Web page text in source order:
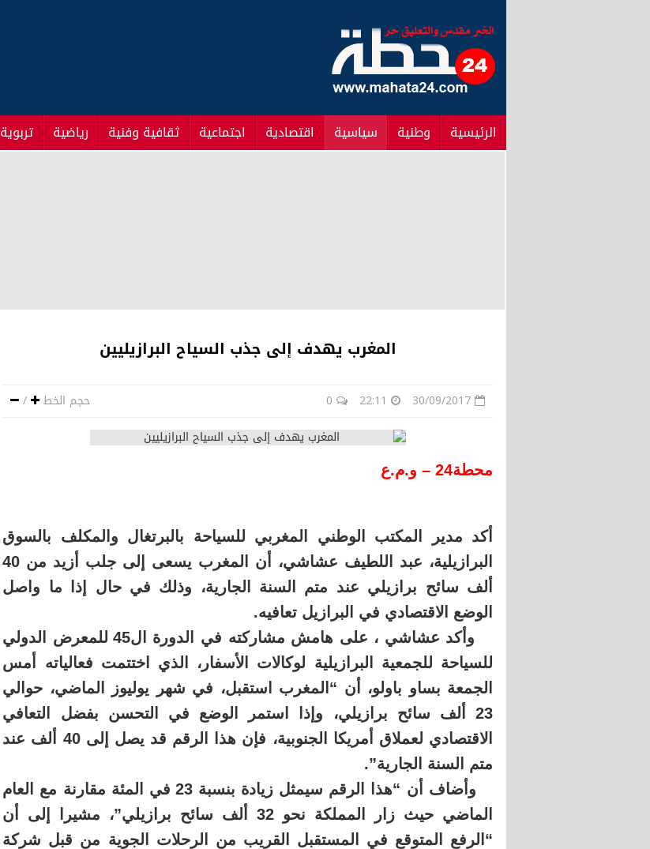
الرئيسية وطنية سياسية اقتصادية اجتماعية ثقافية وفنية رياضية تربوية
المغرب يهدف إلى جذب السياح البرازيليين
حجم الخط /
محطة24 – و.م.ع
أكد مدير المكتب الوطني المغربي للسياحة بالبرتغال والمكلف بالسوق
البرازيلية، عبد اللطيف عشاشي، أن المغرب يسعى إلى جلب أزيد من 40
ألف سائح برازيلي عند متم السنة الجارية، وذلك في حال إذا ما واصل
الوضع الاقتصادي في البرازيل تعافيه.
وأكد عشاشي ، على هامش مشاركته في الدورة ال45 للمعرض الدولي
للسياحة للجمعية البرازيلية لوكالات الأسفار، الذي اختتمت فعالياته أمس
الجمعة بساو باولو، أن “المغرب استقبل، في شهر يوليوز الماضي، حوالي
23 ألف سائح برازيلي، وإذا استمر الوضع في التحسن بفضل التعافي
الاقتصادي لعملاق أمريكا الجنوبية، فإن هذا الرقم قد يصل إلى 40 ألف عند
متم السنة الجارية”.
وأضاف أن “هذا الرقم سيمثل زيادة بنسبة 23 في المئة مقارنة مع العام
الماضي حيث زار المملكة نحو 32 ألف سائح برازيلي”، مشيرا إلى أن
“الرفع المتوقع في المستقبل القريب من الرحلات الجوية من قبل شركة